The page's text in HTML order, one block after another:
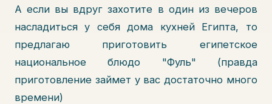
А если вы вдруг захотите в один из вечеров
насладиться у себя дома кухней Египта, то
предлагаю приготовить египетское
национальное блюдо "Фуль" (правда
приготовление займет у вас достаточно много
времени)